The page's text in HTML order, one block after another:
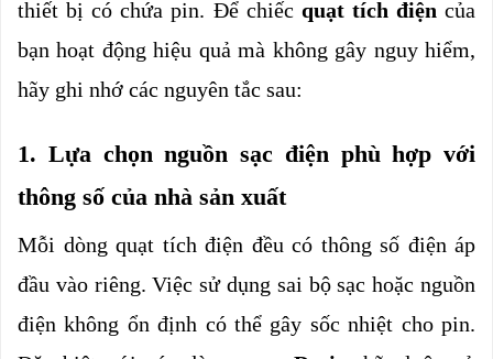
thiết bị có chứa pin. Để chiếc quạt tích điện của
bạn hoạt động hiệu quả mà không gây nguy hiểm,
hãy ghi nhớ các nguyên tắc sau:
1. Lựa chọn nguồn sạc điện phù hợp với
thông số của nhà sản xuất
Mỗi dòng quạt tích điện đều có thông số điện áp
đầu vào riêng. Việc sử dụng sai bộ sạc hoặc nguồn
điện không ổn định có thể gây sốc nhiệt cho pin.